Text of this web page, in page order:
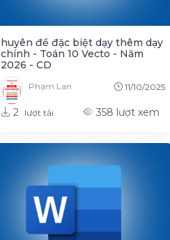
huyên đề đặc biệt dạy thêm dạy
chính - Toán 10 Vecto - Năm
2026 - CD
Phạm Lan 11/10/2025
2 lượt tải 358 lượt xem